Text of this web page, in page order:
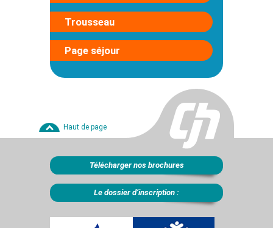
Trousseau
Page séjour
Haut de page
Télécharger nos brochures
Le dossier d’inscription :